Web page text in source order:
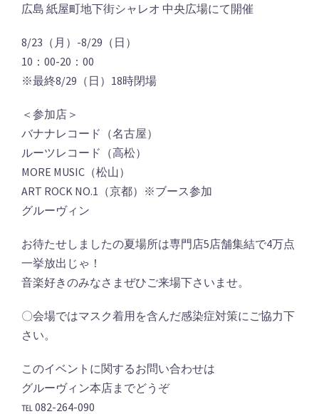
広島 紙屋町地下街シャレオ 中央広場にて開催
8/23（月）-8/29（日）
10：00-20：00
※最終8/29（日）18時閉場
＜参加店＞
バナナレコード（名古屋）
ルーツレコード（高松）
MORE MUSIC（松山）
ART ROCK NO.1（京都）※ブース参加
グルーヴィン
お待たせしましたの夏場所は専門店5店舗集結で4万点
一挙放出じゃ！
音楽好きのみなさまぜひご来場下さいませ。
〇会場ではマスク着用を含んだ感染症対策にご協力下
さい。
このイベントに関するお問い合わせは
グルーヴィン本店までどうぞ
℡ 082-264-090